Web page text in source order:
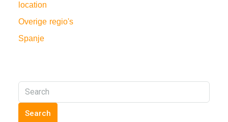
location
Overige regio's
Spanje
Search